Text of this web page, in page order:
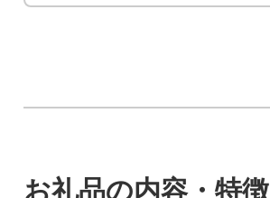
お礼品の内容・特徴